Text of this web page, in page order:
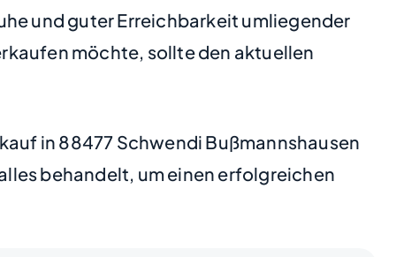
und guter Erreichbarkeit umliegender
möchte, sollte den aktuellen
in 88477 Schwendi Bußmannshausen
behandelt, um einen erfolgreichen